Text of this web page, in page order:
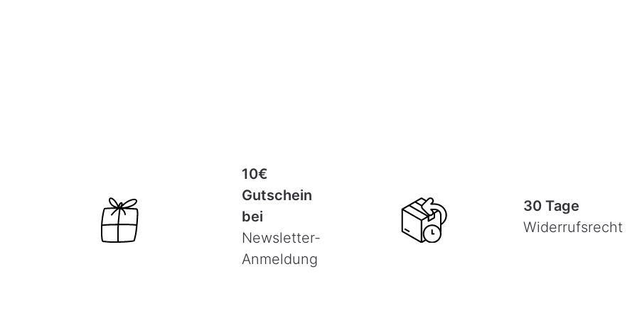
10€
Gutschein
bei
Newsletter-
Anmeldung
30 Tage
Widerrufsrecht